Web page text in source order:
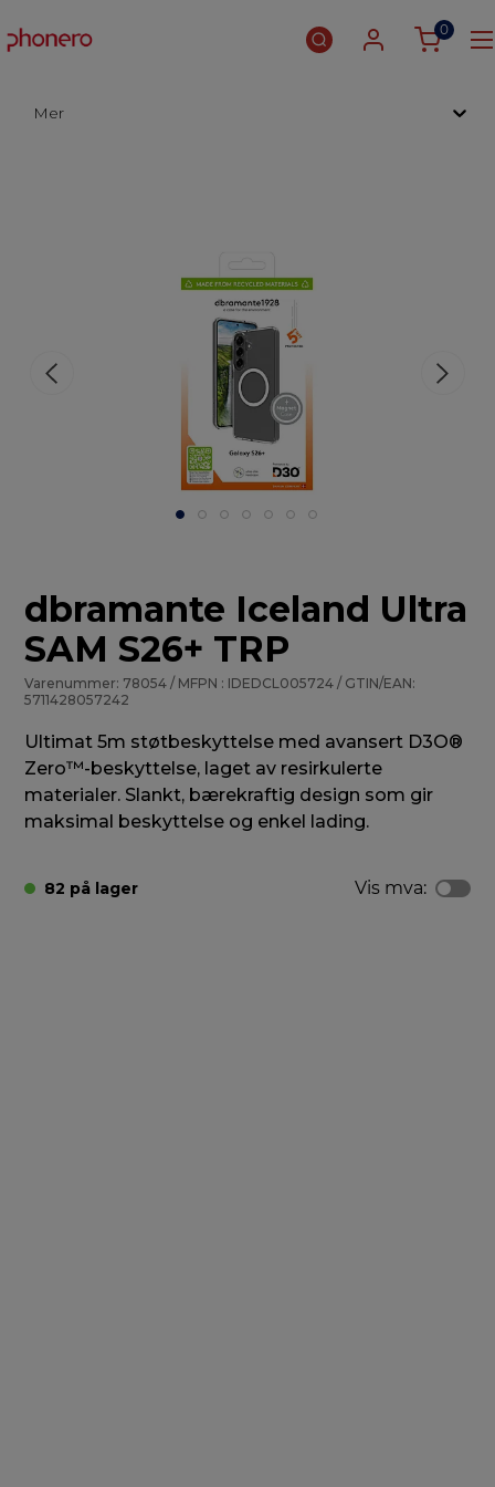
0
Mer
dbramante Iceland Ultra
SAM S26+ TRP
Varenummer: 78054 / MFPN : IDEDCL005724 / GTIN/EAN:
5711428057242
Ultimat 5m støtbeskyttelse med avansert D3O®
Zero™-beskyttelse, laget av resirkulerte
materialer. Slankt, bærekraftig design som gir
maksimal beskyttelse og enkel lading.
82 på lager Vis mva: